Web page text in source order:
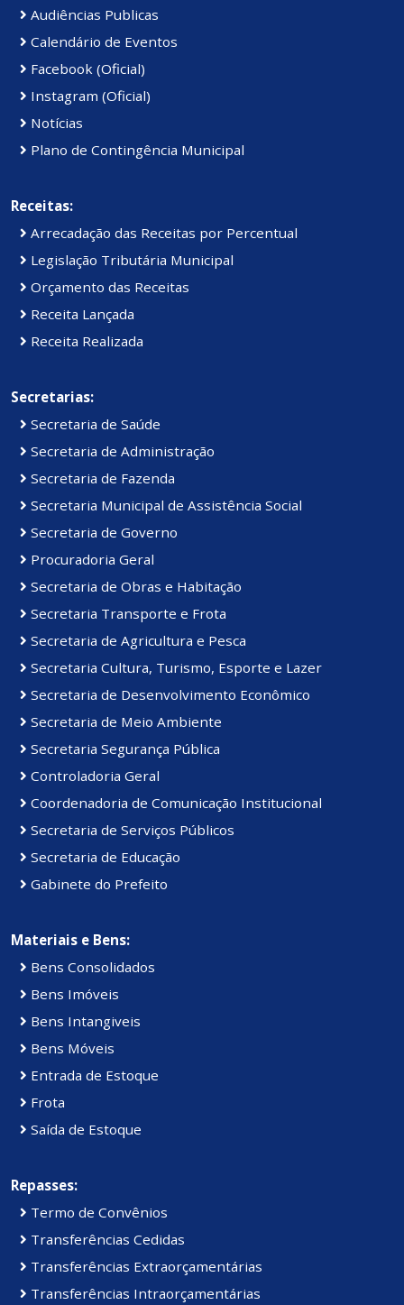
Audiências Publicas
Calendário de Eventos
Facebook (Oficial)
Instagram (Oficial)
Notícias
Plano de Contingência Municipal
Receitas:
Arrecadação das Receitas por Percentual
Legislação Tributária Municipal
Orçamento das Receitas
Receita Lançada
Receita Realizada
Secretarias:
Secretaria de Saúde
Secretaria de Administração
Secretaria de Fazenda
Secretaria Municipal de Assistência Social
Secretaria de Governo
Procuradoria Geral
Secretaria de Obras e Habitação
Secretaria Transporte e Frota
Secretaria de Agricultura e Pesca
Secretaria Cultura, Turismo, Esporte e Lazer
Secretaria de Desenvolvimento Econômico
Secretaria de Meio Ambiente
Secretaria Segurança Pública
Controladoria Geral
Coordenadoria de Comunicação Institucional
Secretaria de Serviços Públicos
Secretaria de Educação
Gabinete do Prefeito
Materiais e Bens:
Bens Consolidados
Bens Imóveis
Bens Intangiveis
Bens Móveis
Entrada de Estoque
Frota
Saída de Estoque
Repasses:
Termo de Convênios
Transferências Cedidas
Transferências Extraorçamentárias
Transferências Intraorçamentárias